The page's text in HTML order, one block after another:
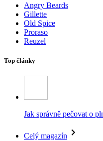
Angry Beards
Gillette
Old Spice
Proraso
Reuzel
Top články
Jak správně pečovat o
Celý magazín